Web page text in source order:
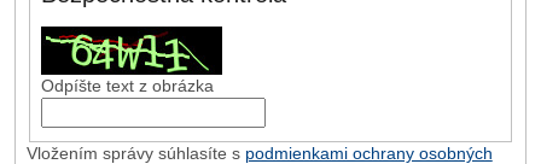
Odpíšte text z obrázka
Vložením správy súhlasíte s podmienkami ochrany osobných
Odoslať